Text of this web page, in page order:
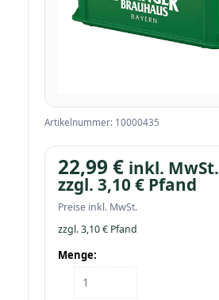
Artikelnummer: 10000435
22,99 € inkl. MwSt.
zzgl. 3,10 € Pfand
Preise inkl. MwSt.
zzgl.3,10€ Pfand
Menge:
Kasten
Erdinger